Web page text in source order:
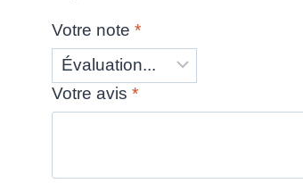
Votre note*
Votre avis*